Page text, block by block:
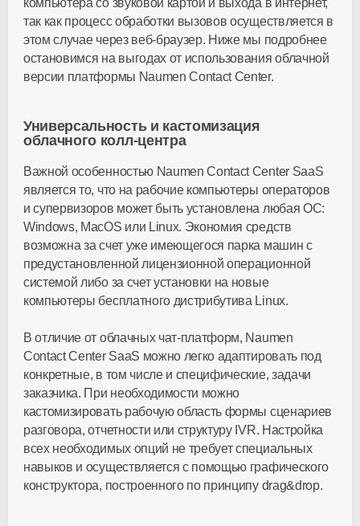
компьютера со звуковой картой и выхода в интернет,
так как процесс обработки вызовов осуществляется в
этом случае через веб-браузер. Ниже мы подробнее
остановимся на выгодах от использования облачной
версии платформы Naumen Contact Center.
Универсальность и кастомизация
облачного колл-центра
Важной особенностью Naumen Contact Center SaaS
является то, что на рабочие компьютеры операторов
и супервизоров может быть установлена любая ОС:
Windows, MacOS или Linux. Экономия средств
возможна за счет уже имеющегося парка машин с
предустановленной лицензионной операционной
системой либо за счет установки на новые
компьютеры бесплатного дистрибутива Linux.
В отличие от облачных чат-платформ, Naumen
Contact Center SaaS можно легко адаптировать под
конкретные, в том числе и специфические, задачи
заказчика. При необходимости можно
кастомизировать рабочую область формы сценариев
разговора, отчетности или структуру IVR. Настройка
всех необходимых опций не требует специальных
навыков и осуществляется с помощью графического
конструктора, построенного по принципу drag&drop.